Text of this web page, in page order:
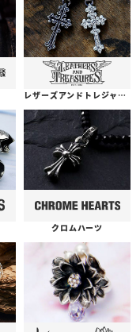
レザーズアンドトレジャーズ
クロムハーツ